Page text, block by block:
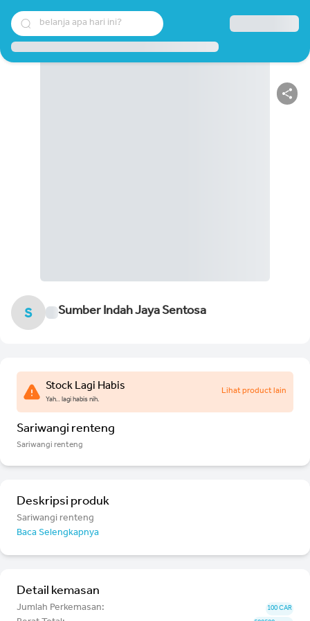
belanja apa hari ini?
S Sumber Indah Jaya Sentosa
Stock Lagi Habis
Yah.. lagi habis nih.
Lihat product lain
Sariwangi renteng
Sariwangi renteng
Deskripsi produk
Sariwangi renteng
Baca Selengkapnya
Detail kemasan
Jumlah Perkemasan: 100 CAR